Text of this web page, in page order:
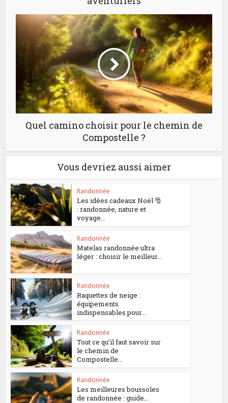
Quel camino choisir pour le chemin de
Compostelle ?
Vous devriez aussi aimer
Randonnée
Les idées cadeaux Noël 🎅
: randonnée, nature et
voyage...
Randonnée
Matelas randonnée ultra
léger : choisir le meilleur...
Randonnée
Raquettes de neige :
équipements
indispensables pour...
Randonnée
Tout ce qu’il faut savoir sur
le chemin de
Compostelle...
Randonnée
Les meilleures boussoles
de randonnée : guide...